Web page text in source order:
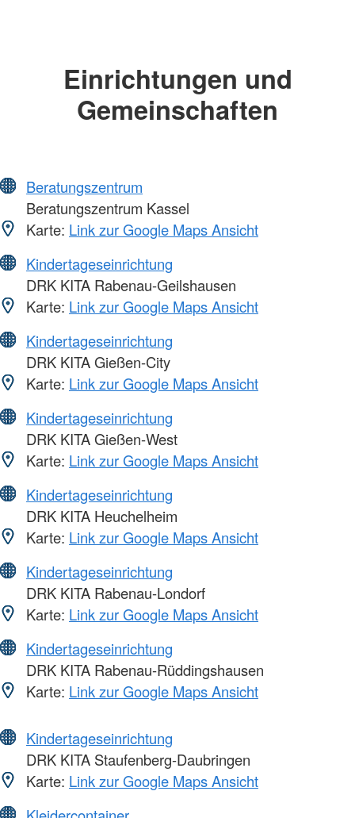
Einrichtungen und
Gemeinschaften
Beratungszentrum
Beratungszentrum Kassel
Karte: Link zur Google Maps Ansicht
Kindertageseinrichtung
DRK KITA Rabenau-Geilshausen
Karte: Link zur Google Maps Ansicht
Kindertageseinrichtung
DRK KITA Gießen-City
Karte: Link zur Google Maps Ansicht
Kindertageseinrichtung
DRK KITA Gießen-West
Karte: Link zur Google Maps Ansicht
Kindertageseinrichtung
DRK KITA Heuchelheim
Karte: Link zur Google Maps Ansicht
Kindertageseinrichtung
DRK KITA Rabenau-Londorf
Karte: Link zur Google Maps Ansicht
Kindertageseinrichtung
DRK KITA Rabenau-Rüddingshausen
Karte: Link zur Google Maps Ansicht
Kindertageseinrichtung
DRK KITA Staufenberg-Daubringen
Karte: Link zur Google Maps Ansicht